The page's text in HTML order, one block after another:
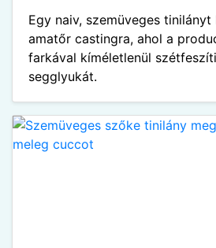
Egy naiv, szemüveges
amatőr castingra, ahol a
farkával kíméletlenül
segglyukát.